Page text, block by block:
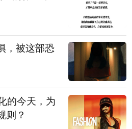
，被这部恐
的今天，为
则？